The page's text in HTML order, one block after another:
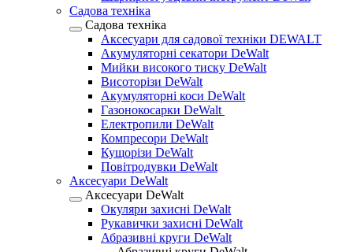
Садова техніка
Садова техніка
Аксесуари для садової техніки DEWALT
Акумуляторні секатори DeWalt
Мийки високого тиску DeWalt
Висоторізи DeWalt
Акумуляторні коси DeWalt
Газонокосарки DeWalt
Електропили DeWalt
Компресори DeWalt
Кущорізи DeWalt
Повітродувки DeWalt
Аксесуари DeWalt
Аксесуари DeWalt
Окуляри захисні DeWalt
Рукавички захисні DeWalt
Абразивні круги DeWalt